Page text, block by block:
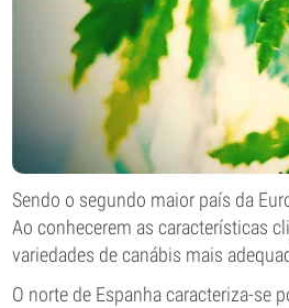
Sendo o segundo maior país da
Ao conhecerem as características
variedades de canábis mais
O norte de Espanha caracteriza-se